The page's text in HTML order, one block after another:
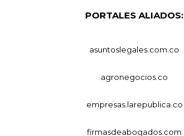
PORTALES ALIADOS:
asuntoslegales.com.co
agronegocios.co
empresas.larepublica.co
firmasdeabogados.com